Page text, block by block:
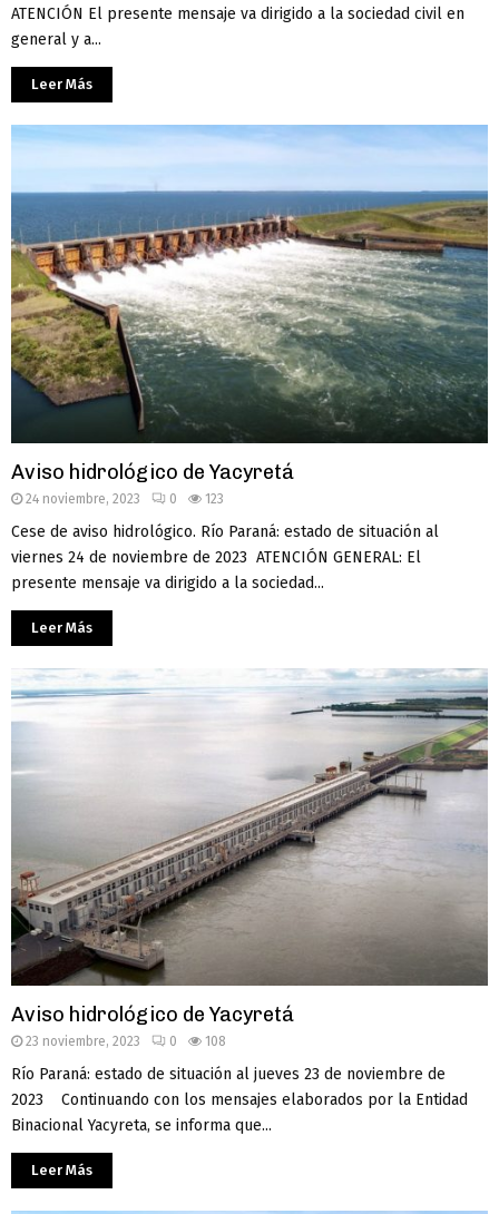
ATENCIÓN El presente mensaje va dirigido a la sociedad civil en
general y a...
Leer Más
Aviso hidrológico de Yacyretá
24 noviembre, 2023 0 123
Cese de aviso hidrológico. Río Paraná: estado de situación al
viernes 24 de noviembre de 2023 ATENCIÓN GENERAL: El
presente mensaje va dirigido a la sociedad...
Leer Más
Aviso hidrológico de Yacyretá
23 noviembre, 2023 0 108
Río Paraná: estado de situación al jueves 23 de noviembre de
2023 Continuando con los mensajes elaborados por la Entidad
Binacional Yacyreta, se informa que...
Leer Más